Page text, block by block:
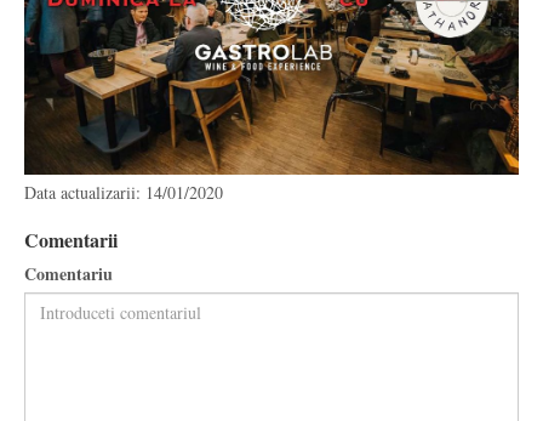
Data actualizarii: 14/01/2020
Comentarii
Comentariu